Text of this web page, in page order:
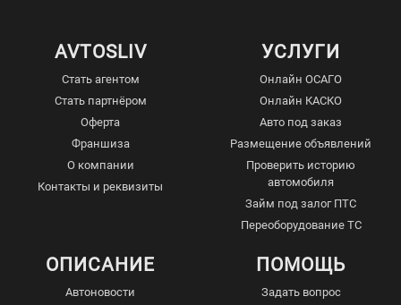
AVTOSLIV
Стать агентом
Стать партнёром
Оферта
Франшиза
О компании
Контакты и реквизиты
УСЛУГИ
Онлайн ОСАГО
Онлайн КАСКО
Авто под заказ
Размещение объявлений
Проверить историю
автомобиля
Займ под залог ПТС
Переоборудование ТС
ОПИСАНИЕ
Автоновости
ПОМОЩЬ
Задать вопрос